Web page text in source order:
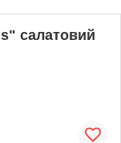
салатовий